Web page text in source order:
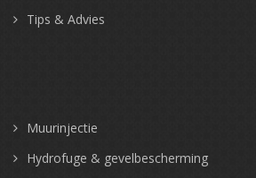
Tips & Advies
Muurinjectie
Hydrofuge & gevelbescherming